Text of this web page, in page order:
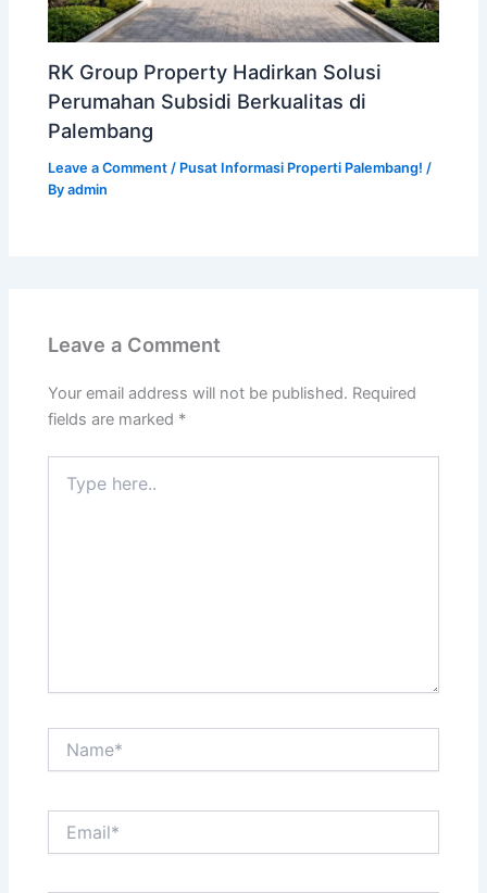
RK Group Property Hadirkan Solusi
Perumahan Subsidi Berkualitas di
Palembang
Leave a Comment / Pusat Informasi Properti Palembang! /
Byadmin
Leave a Comment
Your email address will not be published. Required
fields are marked *
here..